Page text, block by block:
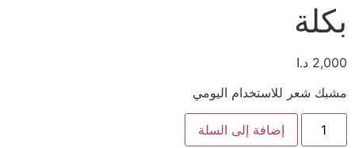
بكلة
2,000 د.ا
مشبك شعر للاستخدام اليومي
إضافة إلى السلة